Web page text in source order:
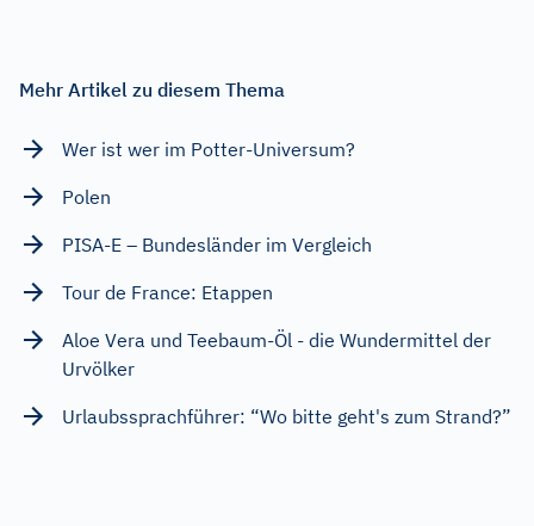
Mehr Artikel zu diesem Thema
Wer ist wer im Potter-Universum?
Polen
PISA-E – Bundesländer im Vergleich
Tour de France: Etappen
Aloe Vera und Teebaum-Öl - die Wundermittel der
Urvölker
Urlaubssprachführer: “Wo bitte geht's zum Strand?”